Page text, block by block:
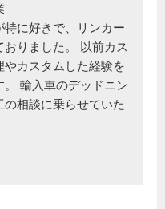
に好きで、リンカー
りました。 以前カス
やカスタムした経験を
輸入車のデッドニン
相談に乗らせていた